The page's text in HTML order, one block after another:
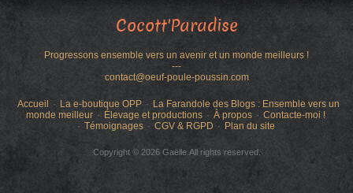
Cocott'Paradise
Progressons ensemble vers un avenir et un monde meilleurs !
---
contact@oeuf-poule-poussin.com
Accueil La e-boutique OPP
La Farandole des Blogs : Ensemble vers un
monde meilleur
Élevage et productions À propos
Contacte-moi !
Témoignages
CGV & RGPD Plan du site
Copyright © 2026 Gaëlle.All rights reserved.